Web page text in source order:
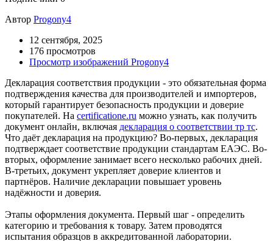
Автор Progony4
12 сентября, 2025
176 просмотров
Просмотр изображений Progony4
Декларация соответствия продукции - это обязательная форма
подтверждения качества для производителей и импортеров,
который гарантирует безопасность продукции и доверие
покупателей. На certificatione.ru можно узнать, как получить
документ онлайн, включая декларация о соответствии тр тс.
Что даёт декларация на продукцию? Во-первых, декларация
подтверждает соответствие продукции стандартам ЕАЭС. Во-
вторых, оформление занимает всего несколько рабочих дней.
В-третьих, документ укрепляет доверие клиентов и
партнёров. Наличие декларации повышает уровень
надёжности и доверия.
Этапы оформления документа. Первый шаг - определить
категорию и требования к товару. Затем проводятся
испытания образцов в аккредитованной лаборатории.